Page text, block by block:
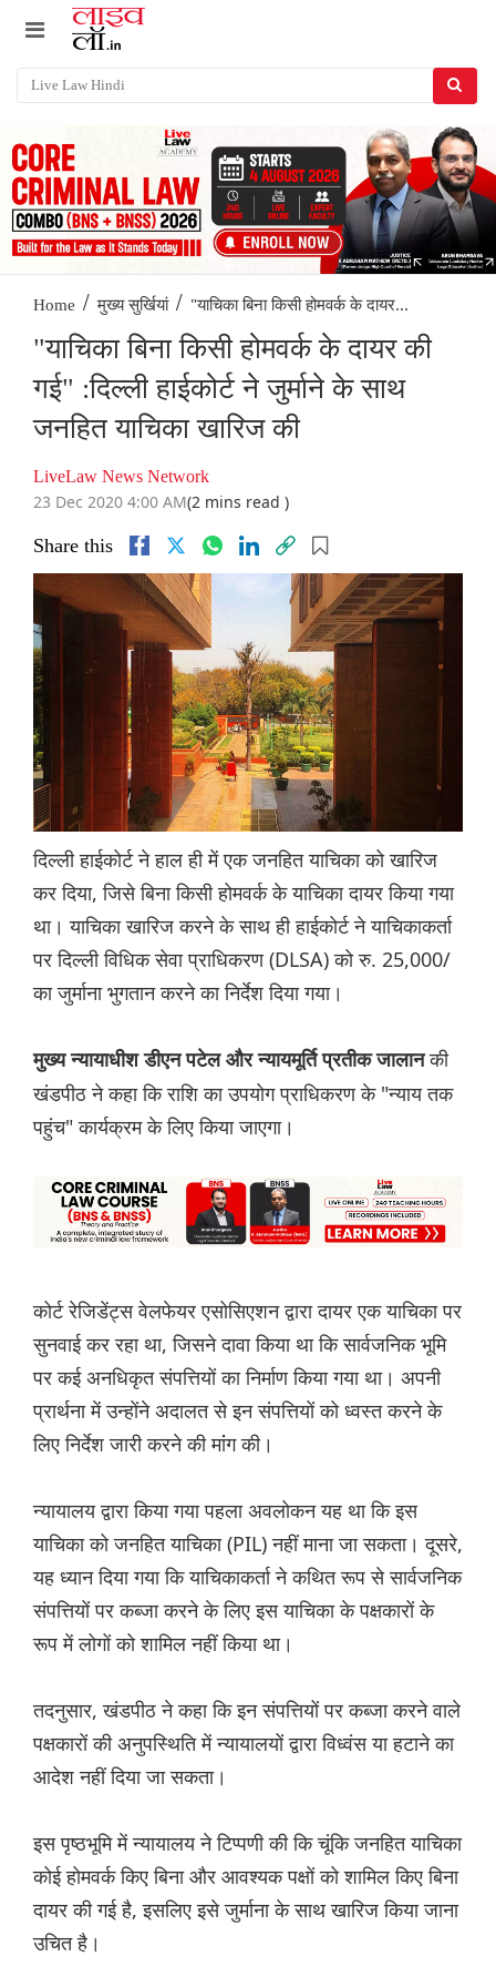
Home / मुख्य सुर्खियां / "याचिका बिना किसी होमवर्क के दायर...
"याचिका बिना किसी होमवर्क के दायर की
गई" :दिल्ली हाईकोर्ट ने जुर्माने के साथ
जनहित याचिका खारिज की
LiveLaw News Network
23 Dec 2020 4:00 AM(2 mins read )
Share this
दिल्ली हाईकोर्ट ने हाल ही में एक जनहित याचिका को खारिज
कर दिया, जिसे बिना किसी होमवर्क के याचिका दायर किया गया
था। याचिका खारिज करने के साथ ही हाईकोर्ट ने याचिकाकर्ता
पर दिल्ली विधिक सेवा प्राधिकरण (DLSA) को रु. 25,000/
का जुर्माना भुगतान करने का निर्देश दिया गया।
मुख्य न्यायाधीश डीएन पटेल और न्यायमूर्ति प्रतीक जालानकी
खंडपीठ ने कहा कि राशि का उपयोग प्राधिकरण के "न्याय तक
पहुंच" कार्यक्रम के लिए किया जाएगा।
कोर्ट रेजिडेंट्स वेलफेयर एसोसिएशन द्वारा दायर एक याचिका पर
सुनवाई कर रहा था, जिसने दावा किया था कि सार्वजनिक भूमि
पर कई अनधिकृत संपत्तियों का निर्माण किया गया था। अपनी
प्रार्थना में उन्होंने अदालत से इन संपत्तियों को ध्वस्त करने के
लिए निर्देश जारी करने की मांंग की।
न्यायालय द्वारा किया गया पहला अवलोकन यह था कि इस
याचिका को जनहित याचिका (PIL) नहीं माना जा सकता। दूसरे,
यह ध्यान दिया गया कि याचिकाकर्ता ने कथित रूप से सार्वजनिक
संपत्तियों पर कब्जा करने के लिए इस याचिका के पक्षकारों के
रूप में लोगों को शामिल नहीं किया था।
तदनुसार, खंडपीठ ने कहा कि इन संपत्तियों पर कब्जा करने वाले
पक्षकारों की अनुपस्थिति में न्यायालयों द्वारा विध्वंस या हटाने का
आदेश नहीं दिया जा सकता।
इस पृष्ठभूमि में न्यायालय ने टिप्पणी की कि चूंकि जनहित याचिका
कोई होमवर्क किए बिना और आवश्यक पक्षों को शामिल किए बिना
दायर की गई है, इसलिए इसे जुर्माना के साथ खारिज किया जाना
उचित है।